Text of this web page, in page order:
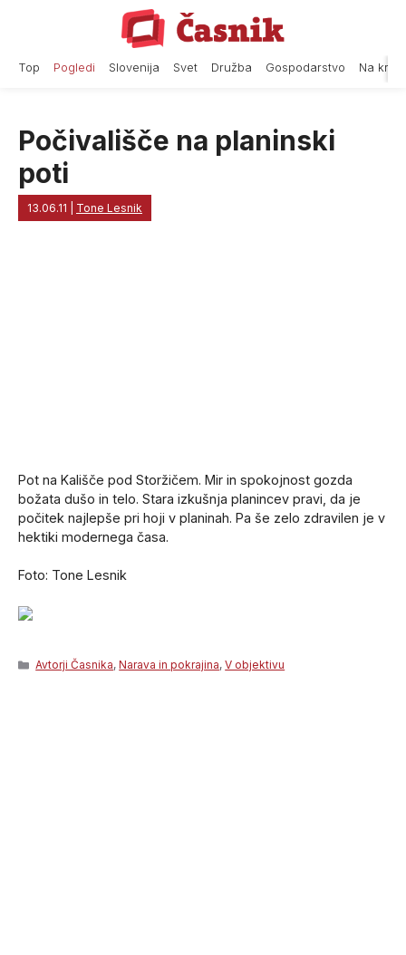
Top Pogledi Slovenija Svet Družba Gospodarstvo Na
Počivališče na planinski
poti
13.06.11 Tone Lesnik
Pot na Kališče pod Storžičem. Mir in spokojnost gozda
božata dušo in telo. Stara izkušnja planincev pravi, da je
počitek najlepše pri hoji v planinah. Pa še zelo zdravilen je v
hektiki modernega časa.
Foto: Tone Lesnik
Categories
Avtorji Časnika,Narava in pokrajina,V objektivu